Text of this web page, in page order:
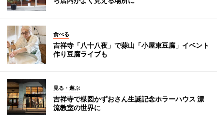
食べる
吉祥寺「八十八夜」で蒜山「小屋束豆腐」イベント
作り豆腐ライブも
見る・遊ぶ
吉祥寺で楳図かずおさん生誕記念ホラーハウス 漂
流教室の世界に